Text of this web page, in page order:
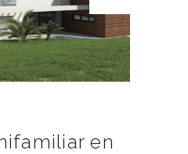
en